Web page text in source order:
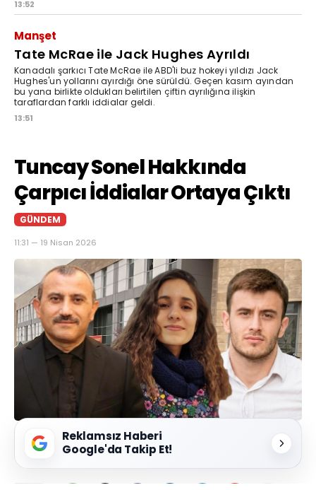
13:52
Manşet
Tate McRae ile Jack Hughes Ayrıldı
Kanadalı şarkıcı Tate McRae ile ABD'li buz hokeyi yıldızı Jack
Hughes'un yollarını ayırdığı öne sürüldü. Geçen kasım ayından
bu yana birlikte oldukları belirtilen çiftin ayrılığına ilişkin
taraflardan farklı iddialar geldi.
13:51